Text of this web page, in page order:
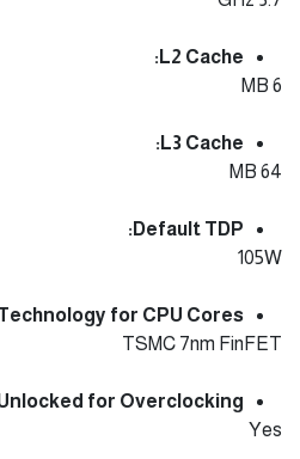
L2 Cache:
6 MB
L3 Cache:
64 MB
Default TDP:
105W
for CPU Cores:
TSMC 7nm FinFET
for Overclocking:
Yes